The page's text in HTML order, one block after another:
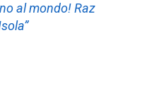
al mondo! Raz